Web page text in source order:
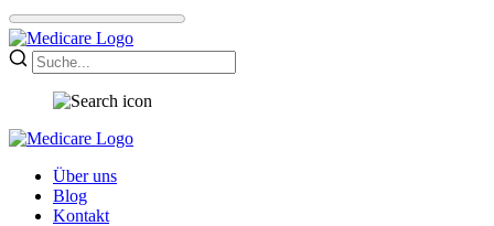
Über uns
Blog
Kontakt